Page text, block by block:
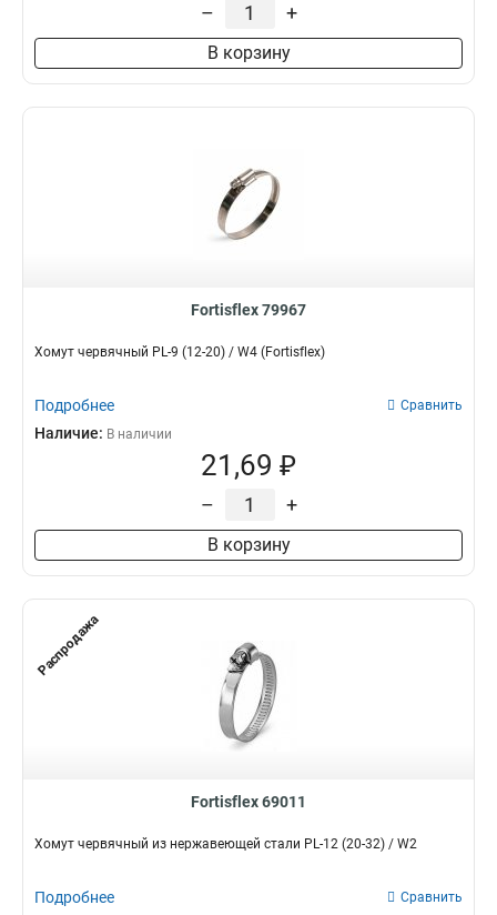
– +
В корзину
Fortisflex 79967
Хомут червячный PL-9 (12-20) / W4 (Fortisflex)
Подробнее Сравнить
Наличие: В наличии
21,69 ₽
– +
В корзину
Распродажа
Fortisflex 69011
Хомут червячный из нержавеющей стали PL-12 (20-32) / W2
Подробнее Сравнить